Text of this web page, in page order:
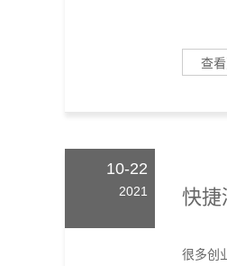
查
10-22
2021 快捷
很多创